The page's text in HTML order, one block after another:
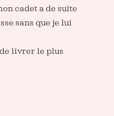
cadet a de suite
sans que je lui
livrer le plus